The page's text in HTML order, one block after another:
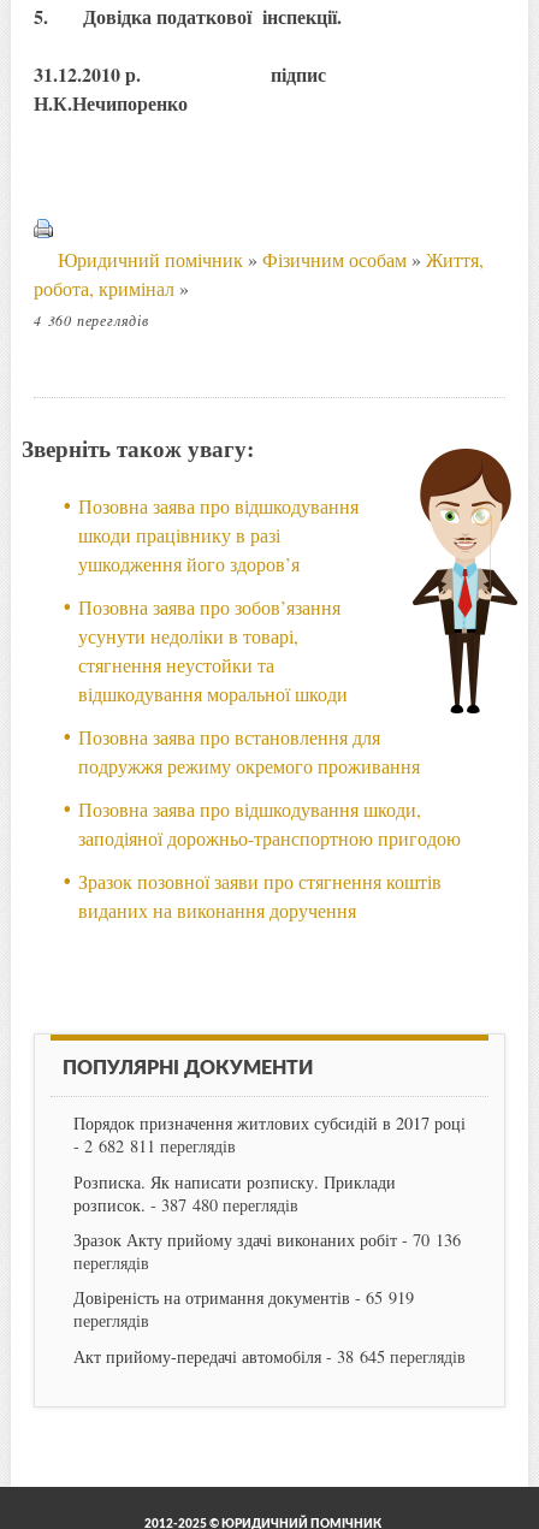
5. Довідка податкової інспекції.
31.12.2010 р. підпис
Н.К.Нечипоренко
Юридичний помічник» Фізичним особам» Життя,
робота, кримінал»
4 360 переглядів
Зверніть також увагу:
Позовна заява про відшкодування
шкоди працівнику в разі
ушкодження його здоров’я
Позовна заява про зобов’язання
усунути недоліки в товарі,
стягнення неустойки та
відшкодування моральної шкоди
Позовна заява про встановлення для
подружжя режиму окремого проживання
Позовна заява про відшкодування шкоди,
заподіяної дорожньо-транспортною пригодою
Зразок позовної заяви про стягнення коштів
виданих на виконання доручення
ПОПУЛЯРНІ ДОКУМЕНТИ
Порядок призначення житлових субсидій в 2017 році
- 2 682 811 переглядів
Розписка. Як написати розписку. Приклади
розписок. - 387 480 переглядів
Зразок Акту прийому здачі виконаних робіт- 70 136
переглядів
Довіреність на отримання документів - 65 919
переглядів
Акт прийому-передачі автомобіля- 38 645 переглядів
2012-2025 © ЮРИДИЧНИЙ ПОМІЧНИК